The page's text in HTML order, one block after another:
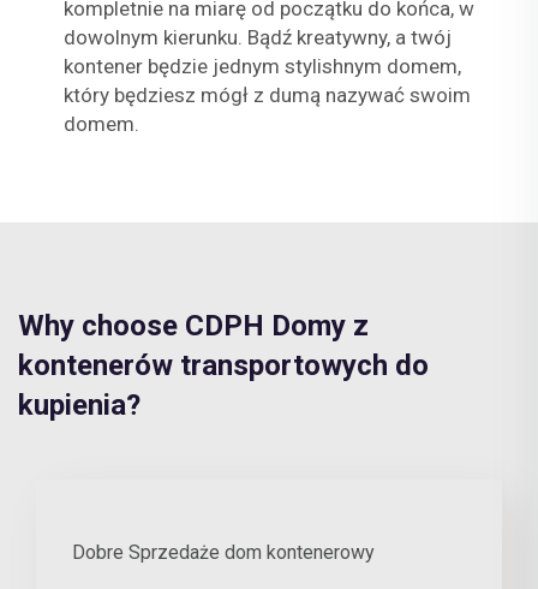
kompletnie na miarę od początku do końca, w
dowolnym kierunku. Bądź kreatywny, a twój
kontener będzie jednym stylishnym domem,
który będziesz mógł z dumą nazywać swoim
domem.
Why choose CDPH Domy z
kontenerów transportowych do
kupienia?
Dobre Sprzedaże dom kontenerowy